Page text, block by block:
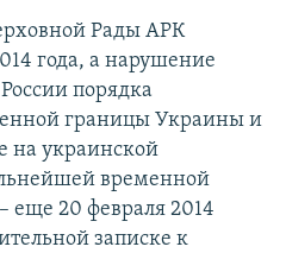
Рады АРК
года, а нарушение
порядка
границы Украины и
на украинской
временной
еще 20 февраля 2014
записке к